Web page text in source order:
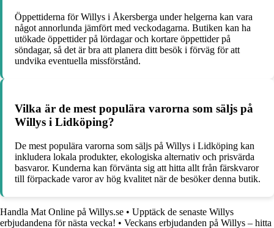
Öppettiderna för Willys i Åkersberga under helgerna kan vara
något annorlunda jämfört med veckodagarna. Butiken kan ha
utökade öppettider på lördagar och kortare öppettider på
söndagar, så det är bra att planera ditt besök i förväg för att
undvika eventuella missförstånd.
Vilka är de mest populära varorna som säljs på
Willys i Lidköping?
De mest populära varorna som säljs på Willys i Lidköping kan
inkludera lokala produkter, ekologiska alternativ och prisvärda
basvaror. Kunderna kan förvänta sig att hitta allt från färskvaror
till förpackade varor av hög kvalitet när de besöker denna butik.
Handla Mat Online på Willys.se • Upptäck de senaste Willys
erbjudandena för nästa vecka! • Veckans erbjudanden på Willys – hitta